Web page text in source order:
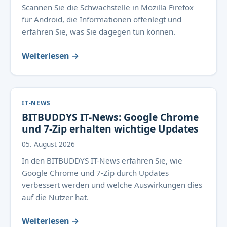
Scannen Sie die Schwachstelle in Mozilla Firefox
für Android, die Informationen offenlegt und
erfahren Sie, was Sie dagegen tun können.
Weiterlesen →
IT-NEWS
BITBUDDYS IT-News: Google Chrome
und 7-Zip erhalten wichtige Updates
05. August 2026
In den BITBUDDYS IT-News erfahren Sie, wie
Google Chrome und 7-Zip durch Updates
verbessert werden und welche Auswirkungen dies
auf die Nutzer hat.
Weiterlesen →